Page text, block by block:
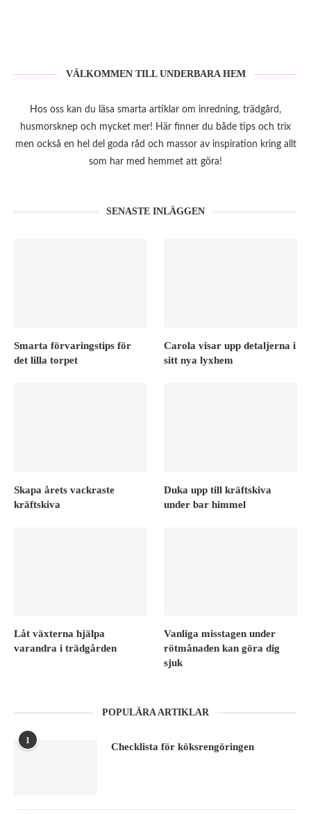
VÄLKOMMEN TILL UNDERBARA HEM
Hos oss kan du läsa smarta artiklar om inredning, trädgård,
husmorsknep och mycket mer! Här finner du både tips och trix
men också en hel del goda råd och massor av inspiration kring allt
som har med hemmet att göra!
SENASTE INLÄGGEN
Smarta förvaringstips för
det lilla torpet
Carola visar upp detaljerna i
sitt nya lyxhem
Skapa årets vackraste
kräftskiva
Duka upp till kräftskiva
under bar himmel
Låt växterna hjälpa
varandra i trädgården
Vanliga misstagen under
rötmånaden kan göra dig
sjuk
POPULÄRA ARTIKLAR
1
Checklista för köksrengöringen